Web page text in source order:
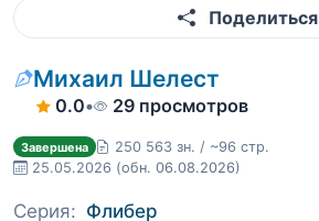
Поделиться
Михаил Шелест
0.0• 29 просмотров
Завершена
250 563 зн. / ~96 стр.
25.05.2026 (обн. 06.08.2026)
Серия: Флибер